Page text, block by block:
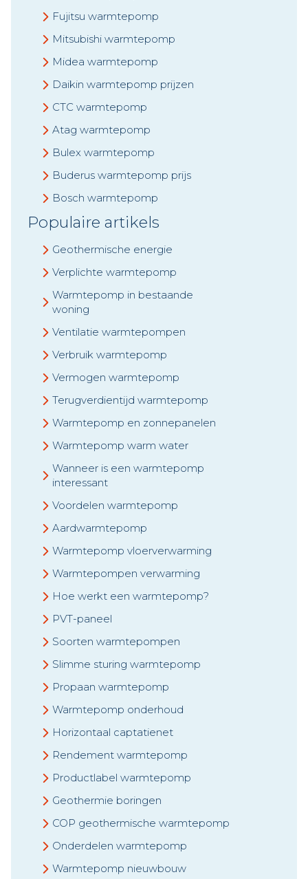
Fujitsu warmtepomp
Mitsubishi warmtepomp
Midea warmtepomp
Daikin warmtepomp prijzen
CTC warmtepomp
Atag warmtepomp
Bulex warmtepomp
Buderus warmtepomp prijs
Bosch warmtepomp
Populaire artikels
Geothermische energie
Verplichte warmtepomp
Warmtepomp in bestaande
woning
Ventilatie warmtepompen
Verbruik warmtepomp
Vermogen warmtepomp
Terugverdientijd warmtepomp
Warmtepomp en zonnepanelen
Warmtepomp warm water
Wanneer is een warmtepomp
interessant
Voordelen warmtepomp
Aardwarmtepomp
Warmtepomp vloerverwarming
Warmtepompen verwarming
Hoe werkt een warmtepomp?
PVT-paneel
Soorten warmtepompen
Slimme sturing warmtepomp
Propaan warmtepomp
Warmtepomp onderhoud
Horizontaal captatienet
Rendement warmtepomp
Productlabel warmtepomp
Geothermie boringen
COP geothermische warmtepomp
Onderdelen warmtepomp
Warmtepomp nieuwbouw